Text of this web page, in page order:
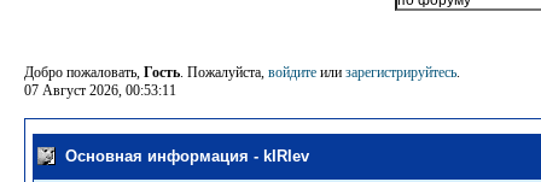
Добро пожаловать, Гость. Пожалуйста, войдите или зарегистрируйтесь.
07 Август 2026, 00:53:11
Основная информация - kIRIev